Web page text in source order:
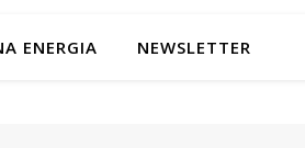
ENERGIA NEWSLETTER